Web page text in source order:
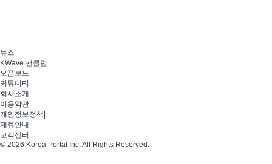
뉴스
KWave 팬클럽
오픈보드
커뮤니티
회사소개
이용약관
개인정보정책
제휴안내
고객센터
© 2026 Korea Portal Inc. All Rights Reserved.